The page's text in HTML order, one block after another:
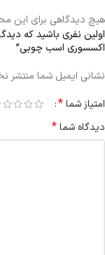
هیچ دیدگاهی برای این
اولین نفری باشید که
اکسسوری اسب چوبی”
نشانی ایمیل شما منتشر
امتیاز شما*
دیدگاه شما*